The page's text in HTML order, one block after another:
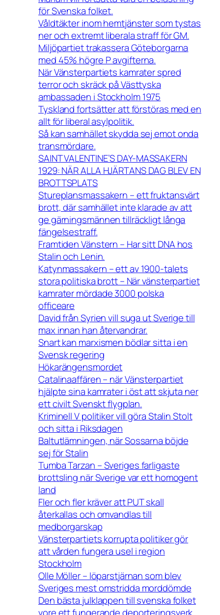
för Svenska folket.
Våldtäkter inom hemtjänster som tystas
ner och extremt liberala straff för GM.
Miljöpartiet trakassera Göteborgarna
med 45% högre P avgifterna.
När Vänsterpartiets kamrater spred
terror och skräck på Västtyska
ambassaden i Stockholm 1975
Tyskland fortsätter att förstöras med en
allt för liberal asylpolitik.
Så kan samhället skydda sej emot onda
transmördare.
SAINT VALENTINE’S DAY-MASSAKERN
1929: NÄR ALLA HJÄRTANS DAG BLEV EN
BROTTSPLATS
Stureplansmassakern – ett fruktansvärt
brott, där samhället inte klarade av att
ge gärningsmännen tillräckligt långa
fängelsestraff.
Framtiden Vänstern – Har sitt DNA hos
Stalin och Lenin.
Katynmassakern – ett av 1900-talets
stora politiska brott – När vänsterpartiet
kamrater mördade 3000 polska
officeare
David från Syrien vill suga ut Sverige till
max innan han återvandrar.
Snart kan marxismen bödlar sitta i en
Svensk regering
Hökarängensmordet
Catalinaaffären – när Vänsterpartiet
hjälpte sina kamrater i öst att skjuta ner
ett civilt Svenskt flygplan.
Kriminell V politiker vill göra Stalin Stolt
och sitta i Riksdagen
Baltutlämningen, när Sossarna böjde
sej för Stalin
Tumba Tarzan – Sveriges farligaste
brottsling när Sverige var ett homogent
land
Fler och fler kräver att PUT skall
återkallas och omvandlas till
medborgarskap
Vänsterpartiets korrupta politiker gör
att vården fungera usel i region
Stockholm
Olle Möller – löparstjärnan som blev
Sveriges mest omstridda morddömde
Den bästa julklappen till svenska folket